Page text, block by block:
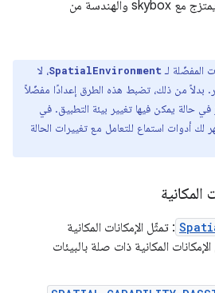
المباشر شبه شفاف ويمتزج مع skybox والهندسة من
المفضّلة لـ SpatialEnvironment، لا
بدلاً من ذلك، تضبط هذه الطرق إعدادًا مفضّلاً
حالة يمكن فيها تغيير بيئة التطبيق. في
لك أدوات استماع للتعامل مع تغييرات الحالة
المكانية
: تمثّل الإمكانات المكانية
المكانية ذات صلة بالبيئات